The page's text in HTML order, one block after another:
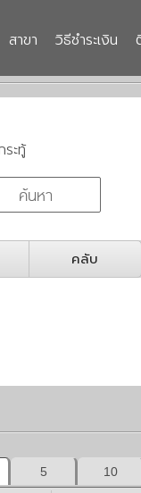
สาขา วิธีชำระเงิน
ะทู้
คลับ
5 10